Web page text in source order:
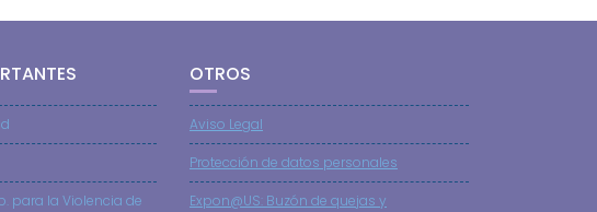
para la Violencia de
OTROS
Aviso Legal
Protección de datos personales
Expon@US: Buzón de quejas y